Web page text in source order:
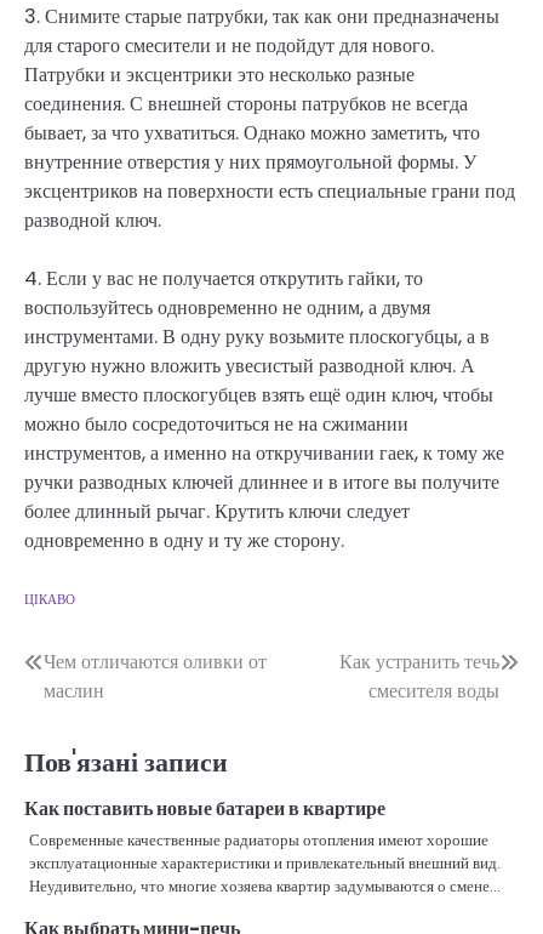
3. Снимите старые патрубки, так как они предназначены
для старого смесители и не подойдут для нового.
Патрубки и эксцентрики это несколько разные
соединения. С внешней стороны патрубков не всегда
бывает, за что ухватиться. Однако можно заметить, что
внутренние отверстия у них прямоугольной формы. У
эксцентриков на поверхности есть специальные грани под
разводной ключ.
4. Если у вас не получается открутить гайки, то
воспользуйтесь одновременно не одним, а двумя
инструментами. В одну руку возьмите плоскогубцы, а в
другую нужно вложить увесистый разводной ключ. А
лучше вместо плоскогубцев взять ещё один ключ, чтобы
можно было сосредоточиться не на сжимании
инструментов, а именно на откручивании гаек, к тому же
ручки разводных ключей длиннее и в итоге вы получите
более длинный рычаг. Крутить ключи следует
одновременно в одну и ту же сторону.
ЦІКАВО
Навігація
записів
Чем отличаются оливки от
маслин
Как устранить течь
смесителя воды
Пов'язані записи
Как поставить новые батареи в квартире
Современные качественные радиаторы отопления имеют хорошие
эксплуатационные характеристики и привлекательный внешний вид.
Неудивительно, что многие хозяева квартир задумываются о смене…
Как выбрать мини-печь